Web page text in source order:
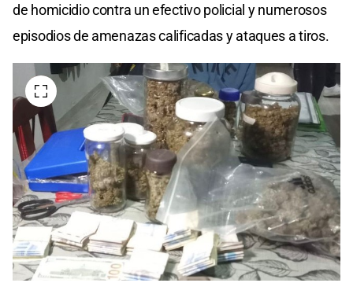
de homicidio contra un efectivo policial y numerosos
episodios de amenazas calificadas y ataques a tiros.